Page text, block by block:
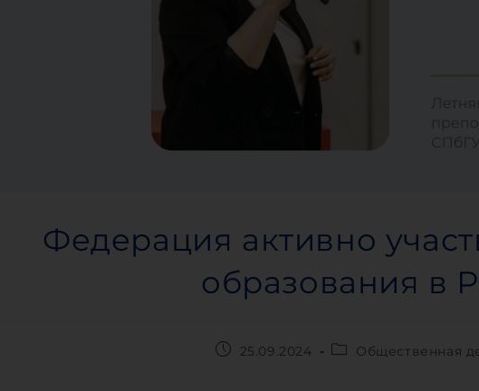
Федерация активно
образования в
25.09.2024 Общественная